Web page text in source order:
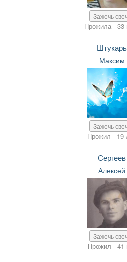
Зажечь
Прожила - 33
Штукарь
Максим
Зажечь
Прожил - 19
Сергеев
Алексей
Зажечь
Прожил - 41